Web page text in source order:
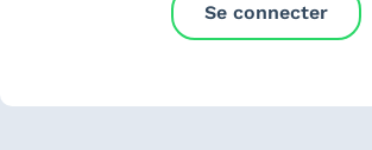
Se connecter